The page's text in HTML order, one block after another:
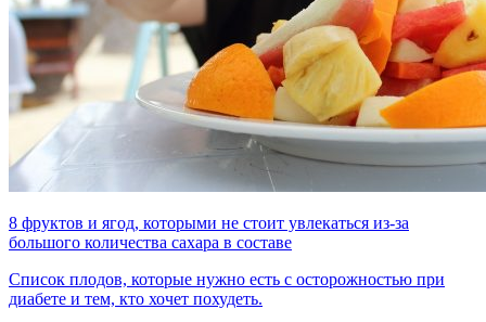
8 фруктов и ягод, которыми не стоит увлекаться из-за
большого количества сахара в составе
Список плодов, которые нужно есть с осторожностью при
диабете и тем, кто хочет похудеть.